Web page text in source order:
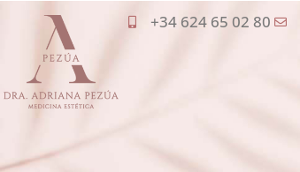
contenido
+34 624 65 02 80